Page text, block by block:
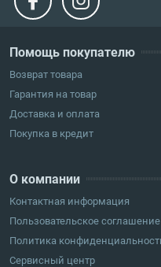
Помощь покупателю
Возврат товара
Гарантия на товар
Доставка и оплата
Покупка в кредит
О компании
Контактная информация
Пользовательское соглашение
Политика
Сервисный центр